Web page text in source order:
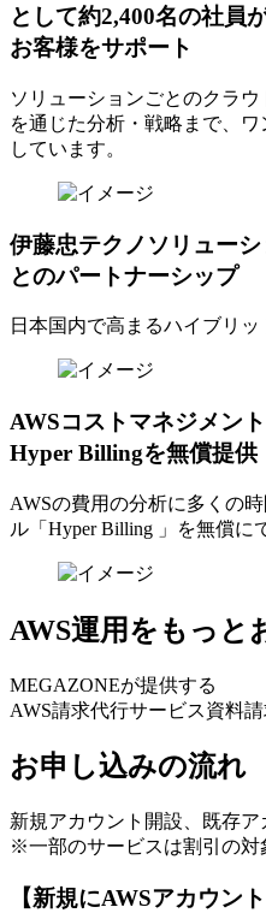
として約2,400名の社員
お客様をサポート
ソリューションごとのクラ
を通じた分析・戦略まで、
しています。
伊藤忠テクノソリュー
とのパートナーシップ
日本国内で高まるハイブリ
AWSコストマネジメン
Hyper Billingを無償提供
AWSの費⽤の分析に多くの
ル「Hyper Billing 」を無償に
AWS運用をもっと
MEGAZONEが提供する
AWS請求代行サービス資料
お申し込みの流れ
新規アカウント開設、既存
※一部のサービスは割引の対
【新規にAWSアカウン